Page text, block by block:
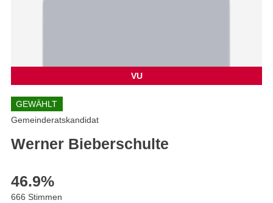
VU
GEWÄHLT
Gemeinderatskandidat
Werner Bieberschulte
46.9%
666 Stimmen